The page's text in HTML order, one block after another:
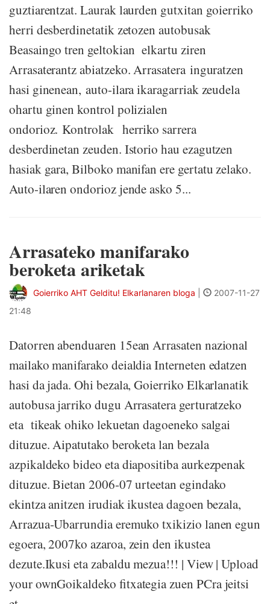
guztiarentzat. Laurak laurden gutxitan goierriko
herri desberdinetatik zetozen autobusak
Beasaingo tren geltokian elkartu ziren
Arrasaterantz abiatzeko. Arrasatera inguratzen
hasi ginenean, auto-ilara ikaragarriak zeudela
ohartu ginen kontrol polizialen
ondorioz. Kontrolak herriko sarrera
desberdinetan zeuden. Istorio hau ezagutzen
hasiak gara, Bilboko manifan ere gertatu zelako.
Auto-ilaren ondorioz jende asko 5...
Arrasateko manifarako
beroketa ariketak
Goierriko AHT Gelditu! Elkarlanaren bloga
2007-11-27
21:48
Datorren abenduaren 15ean Arrasaten nazional
mailako manifarako deialdia Interneten edatzen
hasi da jada. Ohi bezala, Goierriko Elkarlanatik
autobusa jarriko dugu Arrasatera gerturatzeko
eta tikeak ohiko lekuetan dagoeneko salgai
dituzue. Aipatutako beroketa lan bezala
azpikaldeko bideo eta diapositiba aurkezpenak
dituzue. Bietan 2006-07 urteetan egindako
ekintza anitzen irudiak ikustea dagoen bezala,
Arrazua-Ubarrundia eremuko txikizio lanen egun
egoera, 2007ko azaroa, zein den ikustea
dezute.Ikusi eta zabaldu mezua!!! | View | Upload
your ownGoikaldeko fitxategia zuen PCra jeitsi